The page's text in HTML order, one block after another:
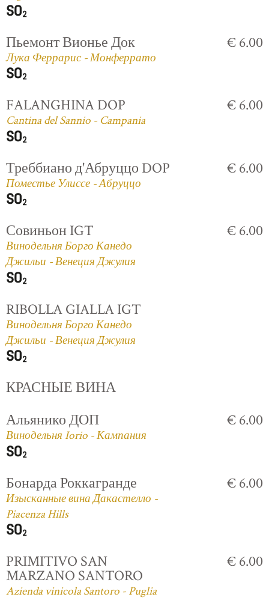
Пьемонт Вионье Док
Лука Феррарис - Монферрато
€ 6.00
FALANGHINA DOP
Cantina del Sannio - Campania
€ 6.00
Треббиано д'Абруццо DOP
Поместье Улиссе - Абруццо
€ 6.00
Совиньон IGT
Винодельня Борго Канедо
Джильи - Венеция Джулия
€ 6.00
RIBOLLA GIALLA IGT
Винодельня Борго Канедо
Джильи - Венеция Джулия
КРАСНЫЕ ВИНА
Альянико ДОП
Винодельня Iorio - Кампания
€ 6.00
Бонарда Роккагранде
Изысканные вина Дакастелло -
Piacenza Hills
€ 6.00
PRIMITIVO SAN
MARZANO SANTORO
Azienda vinicola Santoro - Puglia
€ 6.00